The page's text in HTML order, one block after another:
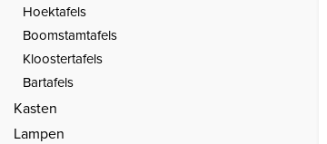
Hoektafels
Boomstamtafels
Kloostertafels
Bartafels
Kasten
Lampen